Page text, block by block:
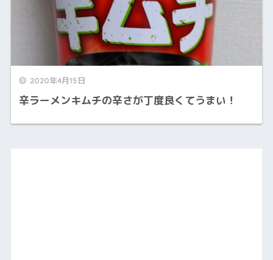
2020年4月15日
辛ラーメンキムチの辛さが丁度良くてうまい！